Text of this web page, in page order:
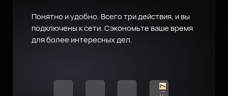
Понятно и удобно. Всего три действия, и вы
подключены к сети. Сэкономьте ваше время
для более интересных дел.